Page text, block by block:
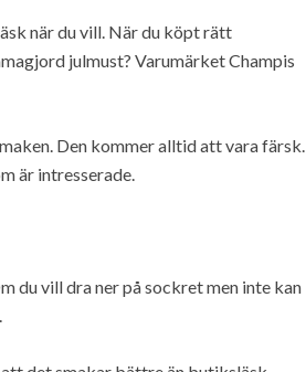
när du vill. När du köpt rätt
julmust? Varumärket Champis
Den kommer alltid att vara färsk.
är intresserade.
du vill dra ner på sockret men inte kan